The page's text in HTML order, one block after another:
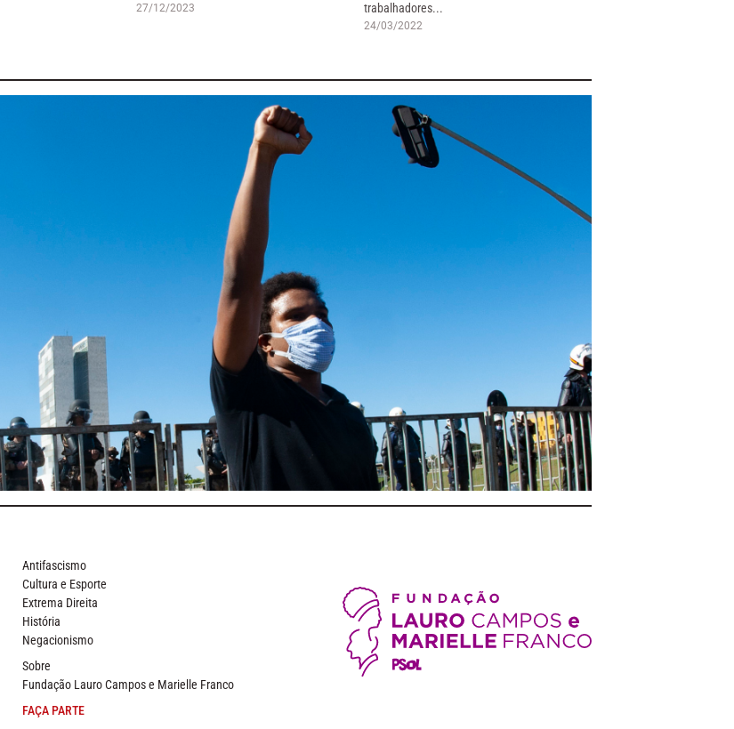
27/12/2023
trabalhadores...
24/03/2022
Antifascismo
Cultura e Esporte
Extrema Direita
História
Negacionismo
Sobre
Fundação Lauro Campos e Marielle Franco
FAÇA PARTE